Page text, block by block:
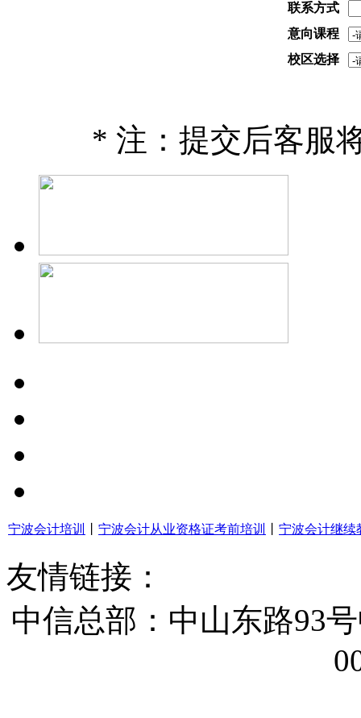
联系方式
意向课程
校区选择
* 注：提交后客服
宁波会计培训 宁波会计从业资格证考前培训 宁波会计继续
友情链接：
中信总部：中山东路93